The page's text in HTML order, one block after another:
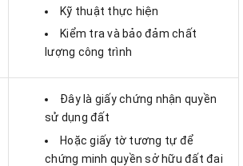
Kỹ thuật thực hiện
Kiểm tra và bảo đảm chất
lượng công trình
Đây là giấy chứng nhận quyền
sử dụng đất
Hoặc giấy tờ tương tự để
chứng minh quyền sở hữu đất đai